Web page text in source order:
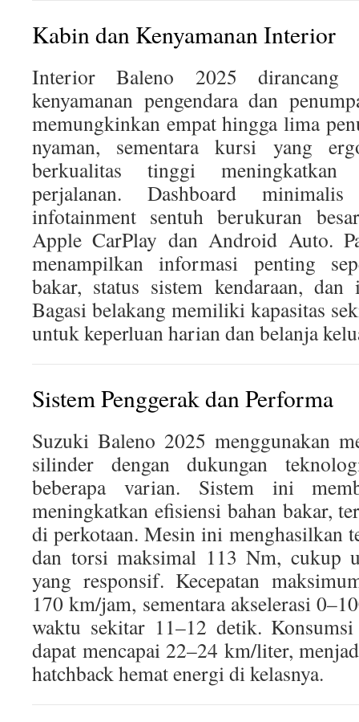
Kabin dan Kenyamanan Interior
Interior Baleno 2025 dirancang
kenyamanan pengendara dan
memungkinkan empat hingga lima
nyaman, sementara kursi yang
berkualitas tinggi meningkatkan
perjalanan. Dashboard
infotainment sentuh berukuran
Apple CarPlay dan Android Auto.
menampilkan informasi penting
bakar, status sistem kendaraan, dan
Bagasi belakang memiliki kapasitas
untuk keperluan harian dan belanja
Sistem Penggerak dan Performa
Suzuki Baleno 2025 menggunakan
silinder dengan dukungan
beberapa varian. Sistem ini
meningkatkan efisiensi bahan bakar,
di perkotaan. Mesin ini menghasilkan
dan torsi maksimal 113 Nm, cukup
yang responsif. Kecepatan
170 km/jam, sementara akselerasi
waktu sekitar 11–12 detik.
dapat mencapai 22–24 km/liter,
hatchback hemat energi di kelasnya.